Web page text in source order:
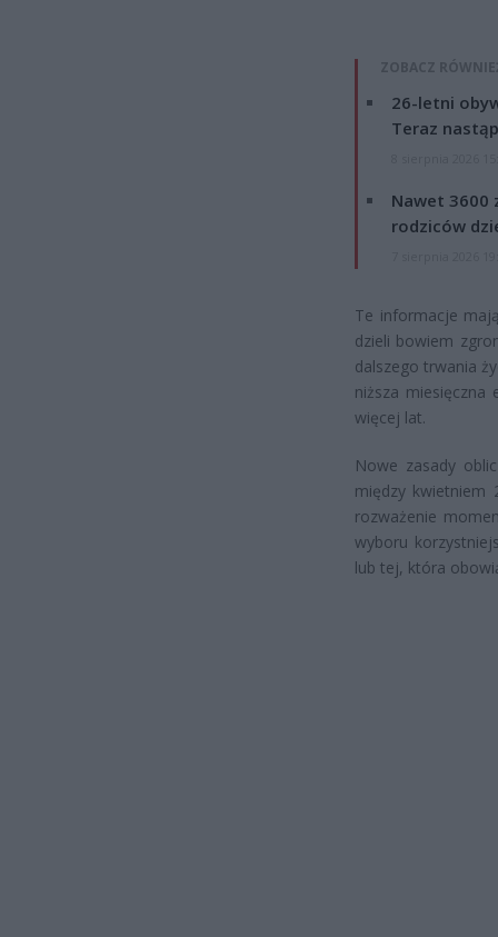
ZOBACZ
26-letni
Teraz
Nawet 3600
rodziców
Te informacje
dzieli bowiem
dalszego trwania
niższa miesięczna
więcej lat.
Nowe zasady
między kwietniem
rozważenie
wyboru
lub tej, która